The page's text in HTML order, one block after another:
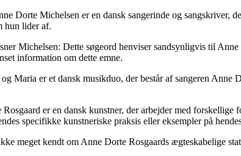
Dorte Michelsen er en dansk sangerinde og sangskriver,
hun lider af.
Michelsen: Dette søgeord henviser sandsynligvis til
information om dette emne.
Maria er et dansk musikduo, der består af sangeren
er en dansk kunstner, der arbejder med
specifikke kunstneriske praksis eller eksempler på
meget kendt om Anne Dorte Rosgaards ægteskabelige